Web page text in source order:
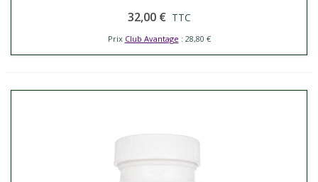
32,00 € TTC
Prix Club Avantage : 28,80 €